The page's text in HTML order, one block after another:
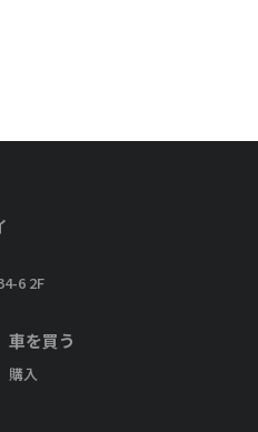
6 2F
車を買う
購入